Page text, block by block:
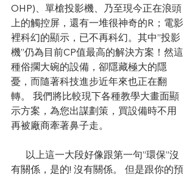
OHP)、單槍投影機、乃至現今正在浪頭
上的觸控屏，還有一堆很神奇的R；電影
裡科幻的顯示，已不再科幻。其中”投影
機”仍為目前CP值最高的解決方案！然這
種俗擱大碗的設備，卻隱藏極大的隱
憂，而隨著科技進步近年來也正在翻
轉。 我們將比較現下各種教學大畫面顯
示方案，為您出謀劃策，買設備時不用
再被廠商牽著鼻子走。
有關係，是的! 沒有關係。 但是跟你的預